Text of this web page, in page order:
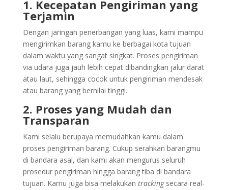
1. Kecepatan Pengiriman yang
Terjamin
Dengan jaringan penerbangan yang luas, kami mampu
mengirimkan barang kamu ke berbagai kota tujuan
dalam waktu yang sangat singkat. Proses pengiriman
via udara juga jauh lebih cepat dibandingkan jalur darat
atau laut, sehingga cocok untuk pengiriman mendesak
atau barang yang bernilai tinggi.
2. Proses yang Mudah dan
Transparan
Kami selalu berupaya memudahkan kamu dalam
proses pengiriman barang. Cukup serahkan barangmu
di bandara asal, dan kami akan mengurus seluruh
prosedur pengiriman hingga barang tiba di bandara
tujuan. Kamu juga bisa melakukan trackingsecara real-